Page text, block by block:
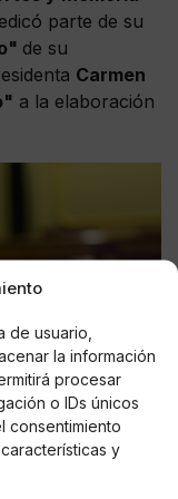
de usuario,
la información
procesar
o IDs únicos
consentimiento
y
parte de su
de su
Carmen
a la elaboración